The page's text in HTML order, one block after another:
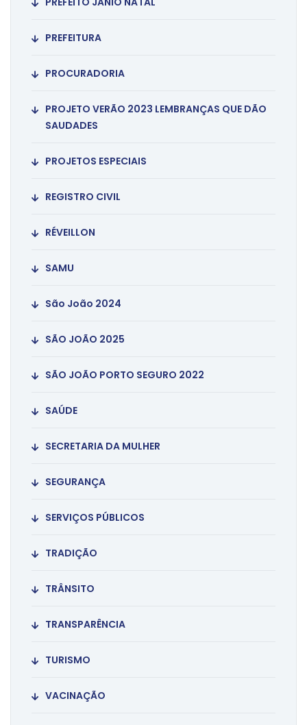
PREFEITURA
PROCURADORIA
PROJETO VERÃO 2023 LEMBRANÇAS QUE DÃO
SAUDADES
PROJETOS ESPECIAIS
REGISTRO CIVIL
RÉVEILLON
SAMU
São João 2024
SÃO JOÃO 2025
SÃO JOÃO PORTO SEGURO 2022
SAÚDE
SECRETARIA DA MULHER
SEGURANÇA
SERVIÇOS PÚBLICOS
TRADIÇÃO
TRÂNSITO
TRANSPARÊNCIA
TURISMO
VACINAÇÃO